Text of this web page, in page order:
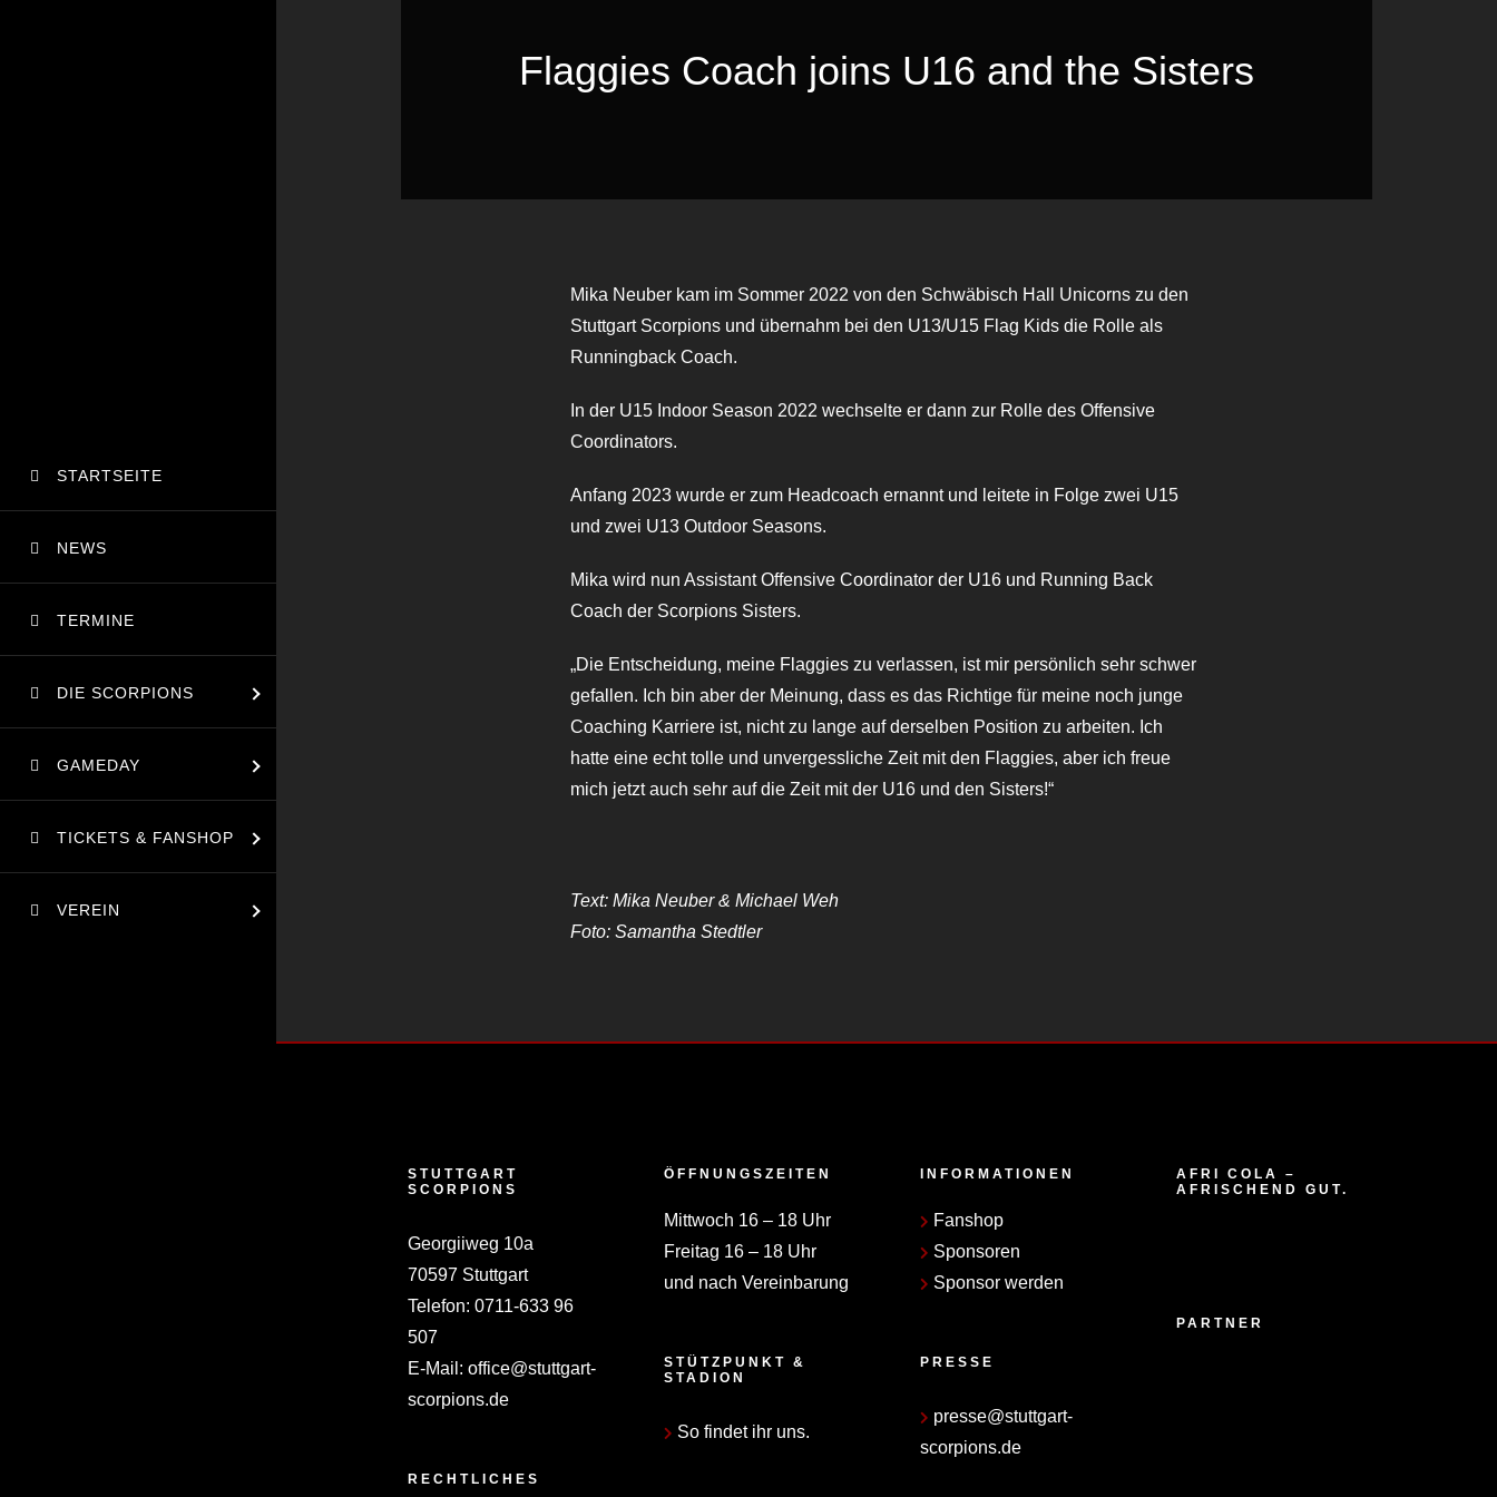
STARTSEITE
NEWS
TERMINE
DIE SCORPIONS
GAMEDAY
TICKETS & FANSHOP
VEREIN
Flaggies Coach joins U16 and the Sisters
Mika Neuber kam im Sommer 2022 von den Schwäbisch Hall Unicorns zu den
Stuttgart Scorpions und übernahm bei den U13/U15 Flag Kids die Rolle als
Runningback Coach.
In der U15 Indoor Season 2022 wechselte er dann zur Rolle des Offensive
Coordinators.
Anfang 2023 wurde er zum Headcoach ernannt und leitete in Folge zwei U15
und zwei U13 Outdoor Seasons.
Mika wird nun Assistant Offensive Coordinator der U16 und Running Back
Coach der Scorpions Sisters.
„Die Entscheidung, meine Flaggies zu verlassen, ist mir persönlich sehr schwer
gefallen. Ich bin aber der Meinung, dass es das Richtige für meine noch junge
Coaching Karriere ist, nicht zu lange auf derselben Position zu arbeiten. Ich
hatte eine echt tolle und unvergessliche Zeit mit den Flaggies, aber ich freue
mich jetzt auch sehr auf die Zeit mit der U16 und den Sisters!“
Text: Mika Neuber & Michael Weh
Foto: Samantha Stedtler
STUTTGART
SCORPIONS
Georgiiweg 10a
70597 Stuttgart
Telefon: 0711-633 96
507
E-Mail: office@stuttgart-
scorpions.de
RECHTLICHES
ÖFFNUNGSZEITEN
Mittwoch 16 – 18 Uhr
Freitag 16 – 18 Uhr
und nach Vereinbarung
STÜTZPUNKT &
STADION
So findet ihr uns.
INFORMATIONEN
Fanshop
Sponsoren
Sponsor werden
PRESSE
presse@stuttgart-
scorpions.de
AFRI COLA –
AFRISCHEND GUT.
PARTNER